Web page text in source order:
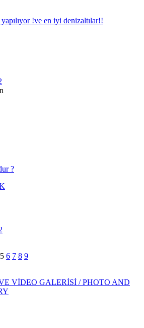
!ve en iyi denizaltılar!!
?
5 6 7 8 9
VİDEO GALERİSİ / PHOTO AND